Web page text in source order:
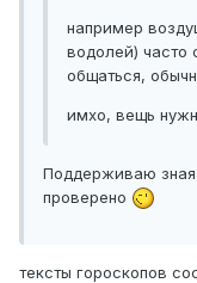
например
водолей)
общаться,
имхо, вещь
Поддерживаю зная
проверено
тексты гороскопов